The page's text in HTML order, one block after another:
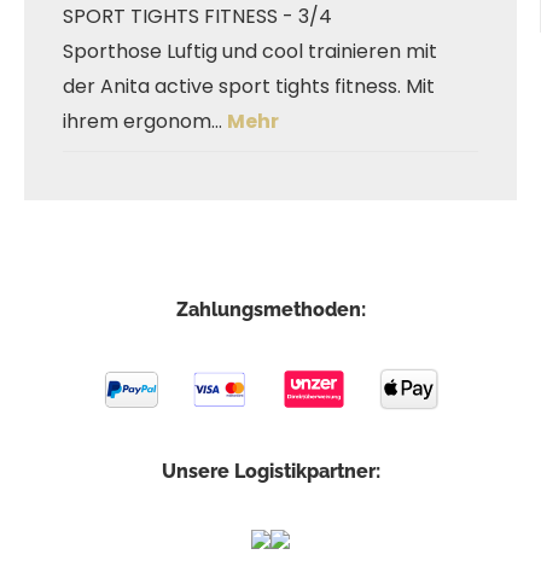
SPORT TIGHTS FITNESS - 3/4
Sporthose Luftig und cool trainieren mit
der Anita active sport tights fitness. Mit
ihrem ergonom… Mehr
Zahlungsmethoden:
Unsere Logistikpartner: